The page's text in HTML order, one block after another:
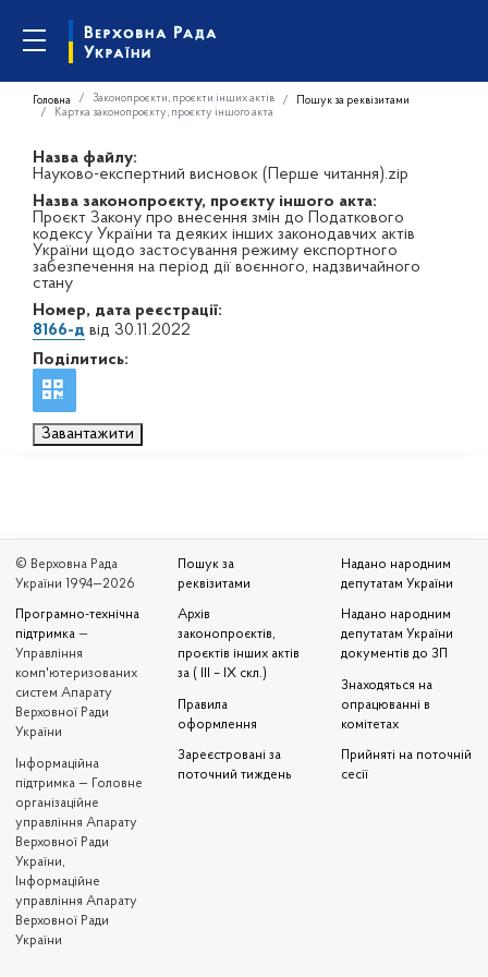
Головна Законопроєкти, проєкти інших актів
Пошук за реквізитами
Картка законопроєкту, проєкту іншого акта
Назва файлу:
Науково-експертний висновок (Перше читання).zip
Назва законопроєкту, проєкту іншого акта:
Проєкт Закону про внесення змін до Податкового
кодексу України та деяких інших законодавчих актів
України щодо застосування режиму експортного
забезпечення на період дії воєнного, надзвичайного
стану
Номер, дата реєстрації:
8166-д від 30.11.2022
Поділитись:
Завантажити
© Верховна Рада
України 1994—2026
Програмно-технічна
підтримка —
Управління
комп'ютеризованих
систем Апарату
Верховної Ради
України
Iнформаційна
підтримка — Головне
організаційне
управління Апарату
Верховної Ради
України,
Інформаційне
управління Апарату
Верховної Ради
України
Пошук за
реквізитами
Архів
законопроєктів,
проєктів інших актів
за ( III – IX скл.)
Правила
оформлення
Зареєстровані за
поточний тиждень
Надано народним
депутатам України
Надано народним
депутатам України
документів до ЗП
Знаходяться на
опрацюванні в
комітетах
Прийняті на поточній
сесії